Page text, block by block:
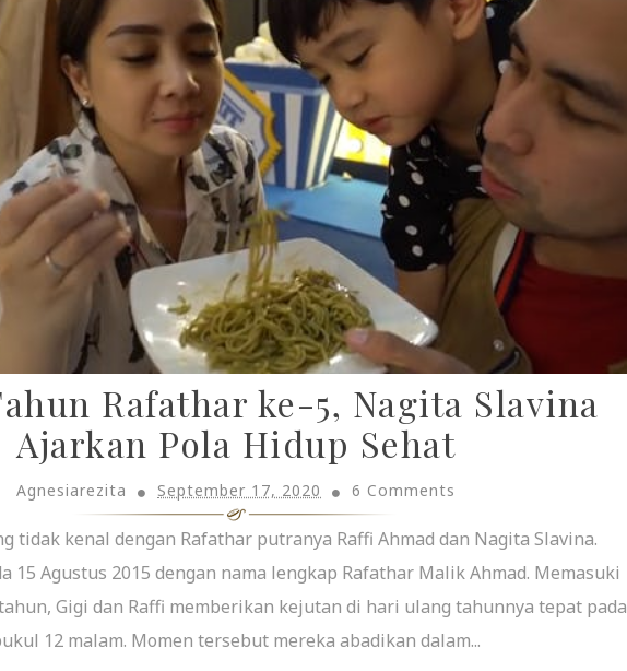
Rafathar ke-5, Nagita Slavina
Ajarkan Pola Hidup Sehat
Agnesiarezita September 17, 2020 6 Comments
tidak kenal dengan Rafathar putranya Raffi Ahmad dan Nagita Slavina.
15 Agustus 2015 dengan nama lengkap Rafathar Malik Ahmad. Memasuki
Gigi dan Raffi memberikan kejutan di hari ulang tahunnya tepat pada
12 malam. Momen tersebut mereka abadikan dalam...